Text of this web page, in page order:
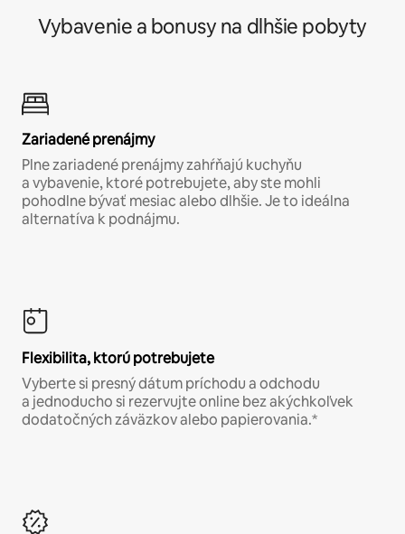
Vybavenie a bonusy na dlhšie pobyty
Zariadené prenájmy
Plne zariadené prenájmy zahŕňajú kuchyňu
a vybavenie, ktoré potrebujete, aby ste mohli
pohodlne bývať mesiac alebo dlhšie. Je to ideálna
alternatíva k podnájmu.
Flexibilita, ktorú potrebujete
Vyberte si presný dátum príchodu a odchodu
a jednoducho si rezervujte online bez akýchkoľvek
dodatočných záväzkov alebo papierovania.*